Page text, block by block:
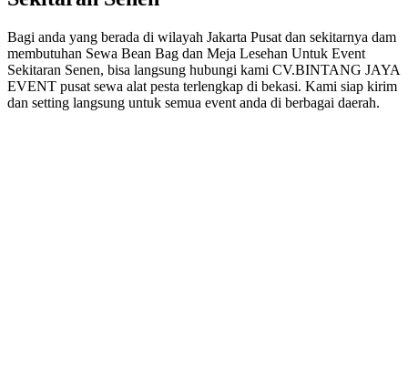
Bagi anda yang berada di wilayah Jakarta Pusat dan sekitarnya dam
membutuhan Sewa Bean Bag dan Meja Lesehan Untuk Event
Sekitaran Senen, bisa langsung hubungi kami CV.BINTANG JAYA
EVENT pusat sewa alat pesta terlengkap di bekasi. Kami siap kirim
dan setting langsung untuk semua event anda di berbagai daerah.